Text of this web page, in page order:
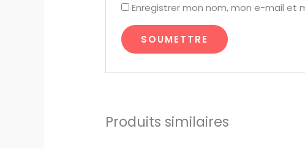
Enregistrer mon nom, mon e-mail et
Produits similaires